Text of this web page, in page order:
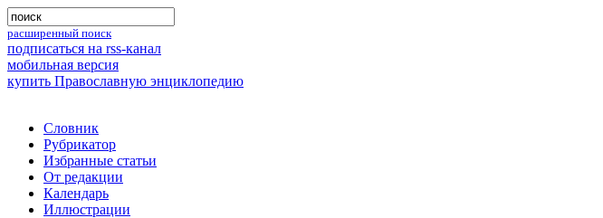
расширенный поиск
подписаться на rss-канал
мобильная версия
купить Православную энциклопедию
Словник
Рубрикатор
Избранные статьи
От редакции
Календарь
Иллюстрации